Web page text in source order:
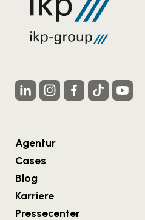
Agentur
Cases
Blog
Karriere
Pressecenter